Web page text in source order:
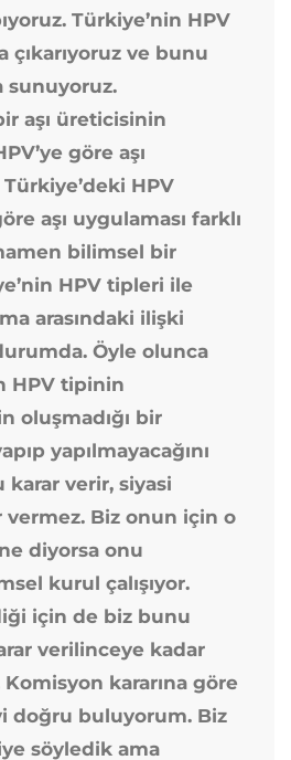
Türkiye’nin HPV
çıkarıyoruz ve bunu
sunuyoruz.
aşı üreticisinin
göre aşı
HPV
aşı uygulaması farklı
bilimsel bir
HPV tipleri ile
arasındaki ilişki
Öyle olunca
HPV tipinin
oluşmadığı bir
yapılmayacağını
verir, siyasi
Biz onun için o
diyorsa onu
kurul çalışıyor.
için de biz bunu
verilinceye kadar
Komisyon kararına göre
doğru buluyorum. Biz
söyledik ama